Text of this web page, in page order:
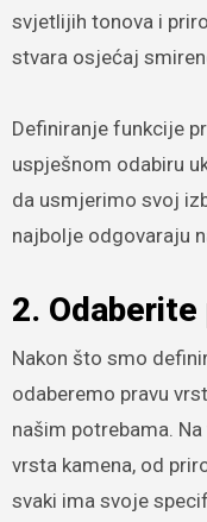
svjetlijih tonova i
stvara osjećaj
Definiranje funkcije
uspješnom odabiru
da usmjerimo svoj
najbolje odgovaraju
2.
Nakon što smo
odaberemo pravu
našim potrebama.
vrsta kamena, od
svaki ima svoje